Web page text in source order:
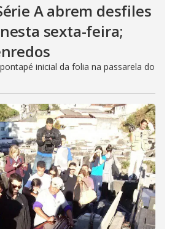
A abrem desfiles
sexta-feira;
inicial da folia na passarela do